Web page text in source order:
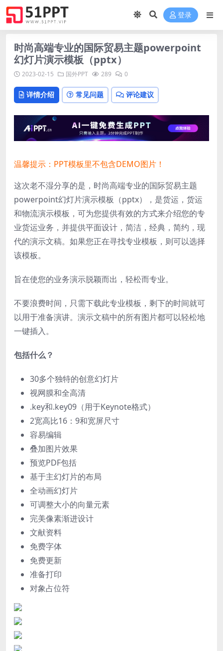
登录
时尚高端专业的国际贸易主题powerpoint
幻灯片演示模板（pptx）
2023-02-15 国外PPT 289 0
详情介绍 常见问题 评论建议
温馨提示：PPT模板里不包含DEMO图片！
这次老不湿分享的是，时尚高端专业的国际贸易主题
powerpoint幻灯片演示模板（pptx）， 是货运，货运
和物流演示模板，可为您提供有效的方式来介绍您的专
业货运业务，并提供平面设计，简洁，经典，简约，现
代的演示文稿。如果您正在寻找专业模板，则可以选择
该模板。
旨在使您的业务演示脱颖而出，轻松而专业。
不要浪费时间，只需下载此专业模板，剩下的时间就可
以用于准备演讲。演示文稿中的所有图片都可以轻松地
一键插入。
包括什么？
30多个独特的创意幻灯片
视网膜和全高清
.key和.key09（用于Keynote格式）
2宽高比16：9和宽屏尺寸
容易编辑
叠加图片效果
预览PDF包括
基于主幻灯片的布局
全动画幻灯片
可调整大小的向量元素
完美像素渐进设计
文献资料
免费字体
免费更新
准备打印
对象占位符